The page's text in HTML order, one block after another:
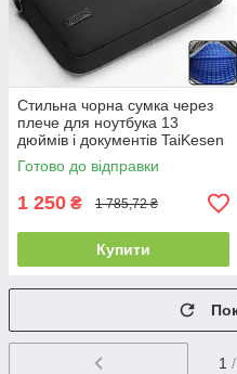
Стильна чорна сумка через
плече для ноутбука 13
дюймів і документів TaiKesen
Готово до відправки
1 250 ₴ 1 785,72 ₴
Купити
1